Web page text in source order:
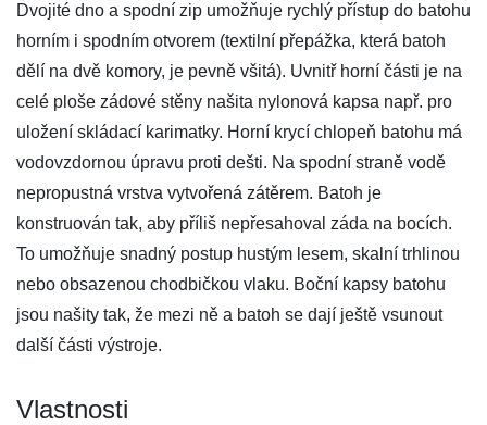
Dvojité dno a spodní zip umožňuje rychlý přístup do batohu
horním i spodním otvorem (textilní přepážka, která batoh
dělí na dvě komory, je pevně všitá). Uvnitř horní části je na
celé ploše zádové stěny našita nylonová kapsa např. pro
uložení skládací karimatky. Horní krycí chlopeň batohu má
vodovzdornou úpravu proti dešti. Na spodní straně vodě
nepropustná vrstva vytvořená zátěrem. Batoh je
konstruován tak, aby příliš nepřesahoval záda na bocích.
To umožňuje snadný postup hustým lesem, skalní trhlinou
nebo obsazenou chodbičkou vlaku. Boční kapsy batohu
jsou našity tak, že mezi ně a batoh se dají ještě vsunout
další části výstroje.
Vlastnosti